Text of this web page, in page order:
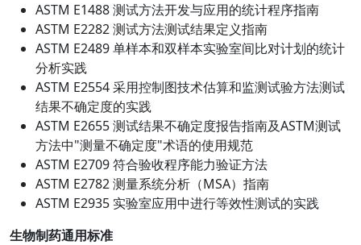
ASTM E1488 测试方法开发与应用的统计程序指南
ASTM E2282 测试方法测试结果定义指南
ASTM E2489 单样本和双样本实验室间比对计划的统计
分析实践
ASTM E2554 采用控制图技术估算和监测试验方法测试
结果不确定度的实践
ASTM E2655 测试结果不确定度报告指南及ASTM测试
方法中"测量不确定度"术语的使用规范
ASTM E2709 符合验收程序能力验证方法
ASTM E2782 测量系统分析（MSA）指南
ASTM E2935 实验室应用中进行等效性测试的实践
生物制药通用标准